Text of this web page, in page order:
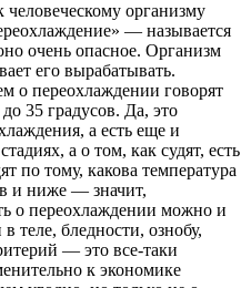
организму
— называется
очень опасное. Организм
его вырабатывать.
о переохлаждении говорят
35 градусов. Да, это
а есть еще и
а о том, как судят, есть
по тому, какова температура
и ниже — значит,
о переохлаждении можно и
бледности, ознобу,
— это все-таки
к экономике